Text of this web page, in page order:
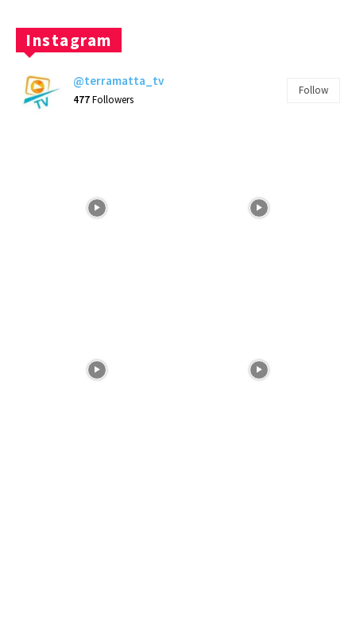
Instagram
@terramatta_tv
477Followers
Follow